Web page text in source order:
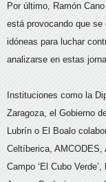
Por último, Ramón
está provocando que
idóneas para luchar
analizarse en estas
Instituciones como la
Zaragoza, el Gobierno
Lubrín o El Boalo
Celtíberica, AMCODES,
Campo ‘El Cubo